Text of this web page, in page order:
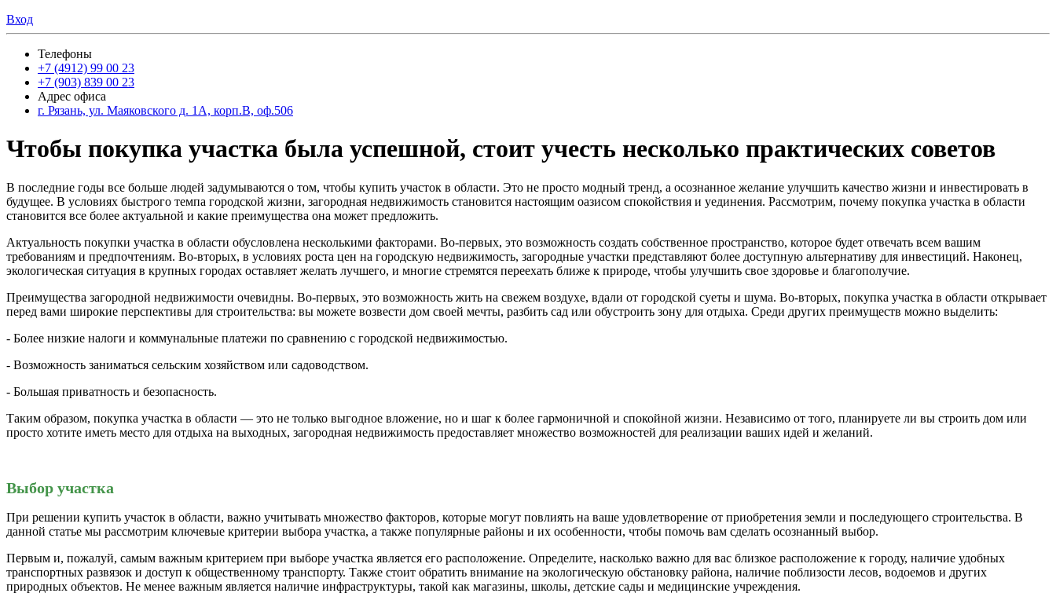
Вход
Телефоны
+7 (4912) 99 00 23
+7 (903) 839 00 23
Адрес офиса
г. Рязань, ул. Маяковского д. 1А, корп.В, оф.506
Чтобы покупка участка была успешной, стоит учесть несколько практических советов
В последние годы все больше людей задумываются о том, чтобы купить участок в области. Это не просто модный тренд, а осознанное желание улучшить качество жизни и инвестировать в
будущее. В условиях быстрого темпа городской жизни, загородная недвижимость становится настоящим оазисом спокойствия и уединения. Рассмотрим, почему покупка участка в области
становится все более актуальной и какие преимущества она может предложить.
Актуальность покупки участка в области обусловлена несколькими факторами. Во-первых, это возможность создать собственное пространство, которое будет отвечать всем вашим
требованиям и предпочтениям. Во-вторых, в условиях роста цен на городскую недвижимость, загородные участки представляют более доступную альтернативу для инвестиций. Наконец,
экологическая ситуация в крупных городах оставляет желать лучшего, и многие стремятся переехать ближе к природе, чтобы улучшить свое здоровье и благополучие.
Преимущества загородной недвижимости очевидны. Во-первых, это возможность жить на свежем воздухе, вдали от городской суеты и шума. Во-вторых, покупка участка в области открывает
перед вами широкие перспективы для строительства: вы можете возвести дом своей мечты, разбить сад или обустроить зону для отдыха. Среди других преимуществ можно выделить:
- Более низкие налоги и коммунальные платежи по сравнению с городской недвижимостью.
- Возможность заниматься сельским хозяйством или садоводством.
- Большая приватность и безопасность.
Таким образом, покупка участка в области — это не только выгодное вложение, но и шаг к более гармоничной и спокойной жизни. Независимо от того, планируете ли вы строить дом или
просто хотите иметь место для отдыха на выходных, загородная недвижимость предоставляет множество возможностей для реализации ваших идей и желаний.
Выбор участка
При решении купить участок в области, важно учитывать множество факторов, которые могут повлиять на ваше удовлетворение от приобретения земли и последующего строительства. В
данной статье мы рассмотрим ключевые критерии выбора участка, а также популярные районы и их особенности, чтобы помочь вам сделать осознанный выбор.
Первым и, пожалуй, самым важным критерием при выборе участка является его расположение. Определите, насколько важно для вас близкое расположение к городу, наличие удобных
транспортных развязок и доступ к общественному транспорту. Также стоит обратить внимание на экологическую обстановку района, наличие поблизости лесов, водоемов и других
природных объектов. Не менее важным является наличие инфраструктуры, такой как магазины, школы, детские сады и медицинские учреждения.